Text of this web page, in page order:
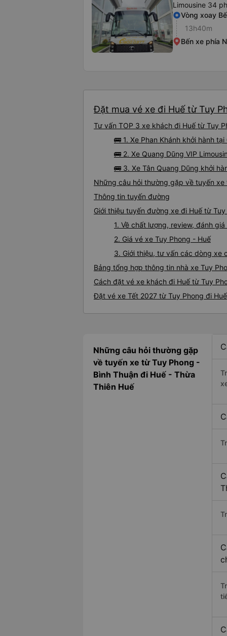
Limousine 34
Vòng xoay
13h40m
Bến xe phía
Đặt mua vé xe đi Huế từ Tuy
Tư vấn TOP 3 xe khách đi Huế từ Tuy
🚌 1. Xe Phan Khánh khởi hành tại
🚌 2. Xe Quang Dũng VIP
🚌 3. Xe Tân Quang Dũng khởi
Những câu hỏi thường gặp về tuyến xe
Thông tin tuyến đường
Giới thiệu tuyến đường xe đi Huế từ Tuy
1. Về chất lượng, review, đánh
2. Giá vé xe Tuy Phong - Huế
3. Giới thiệu, tư vấn các dòng xe
Bảng tổng hợp thông tin nhà xe Tuy
Cách đặt vé xe khách đi Huế từ Tuy
Đặt vé xe Tết 2027 từ Tuy Phong đi Huế
Những câu hỏi thường gặp
về tuyến xe từ Tuy Phong -
Bình Thuận đi Huế - Thừa
Thiên Huế